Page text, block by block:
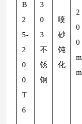
B
2
5-
2
0
0
T
6
3
0
3
不
锈
钢
喷
砂
钝
化
2
0
0
m
m